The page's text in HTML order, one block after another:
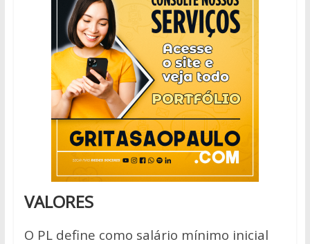
VALORES
O PL define como salário mínimo inicial